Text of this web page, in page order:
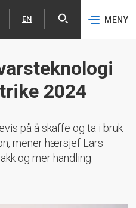
EN
English MENY
2024
på å skaffe og ta i bruk
mener hærsjef Lars
og mer handling.